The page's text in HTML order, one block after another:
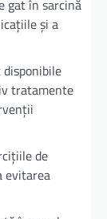
gat în sarcină
și a
tratamente
de
evitarea